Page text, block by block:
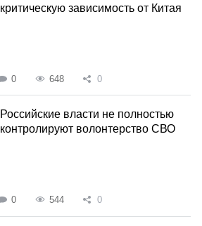
критическую зависимость от Китая
0 648 0
Российские власти не полностью
контролируют волонтерство СВО
0 544 0